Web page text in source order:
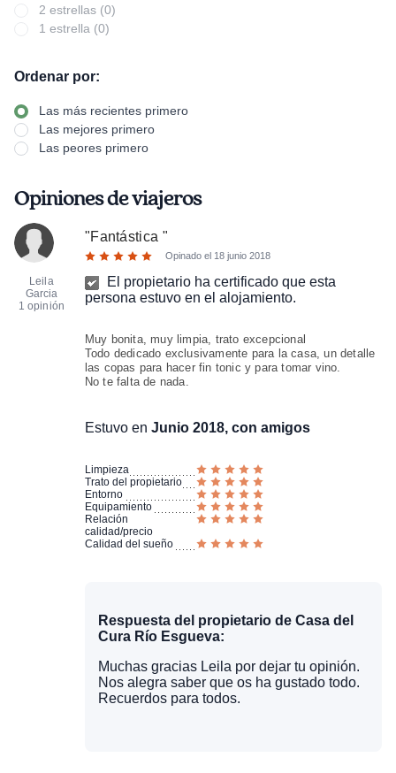
2 estrellas (0)
1 estrella (0)
Ordenar por:
Las más recientes primero
Las mejores primero
Las peores primero
Opiniones de viajeros
Leila
Garcia
1 opinión
"Fantástica "
Opinado el 18 junio 2018
El propietario ha certificado que esta
persona estuvo en el alojamiento.
Muy bonita, muy limpia, trato excepcional
Todo dedicado exclusivamente para la casa, un detalle
las copas para hacer fin tonic y para tomar vino.
No te falta de nada.
Estuvo en Junio 2018, con amigos
Limpieza
Trato del propietario
Entorno
Equipamiento
Relación
calidad/precio
Calidad del sueño
Respuesta del propietario de Casa del
Cura Río Esgueva:
Muchas gracias Leila por dejar tu opinión.
Nos alegra saber que os ha gustado todo.
Recuerdos para todos.